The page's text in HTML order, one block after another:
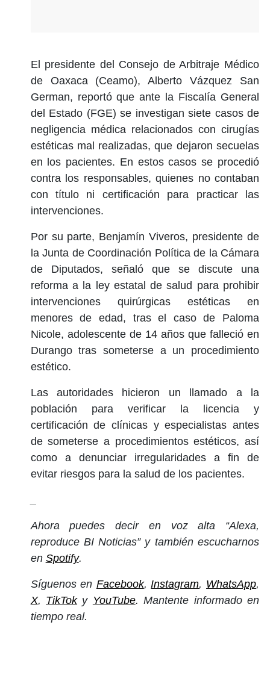
El presidente del Consejo de Arbitraje Médico
de Oaxaca (Ceamo), Alberto Vázquez San
German, reportó que ante la Fiscalía General
del Estado (FGE) se investigan siete casos de
negligencia médica relacionados con cirugías
estéticas mal realizadas, que dejaron secuelas
en los pacientes. En estos casos se procedió
contra los responsables, quienes no contaban
con título ni certificación para practicar las
intervenciones.
Por su parte, Benjamín Viveros, presidente de
la Junta de Coordinación Política de la Cámara
de Diputados, señaló que se discute una
reforma a la ley estatal de salud para prohibir
intervenciones quirúrgicas estéticas en
menores de edad, tras el caso de Paloma
Nicole, adolescente de 14 años que falleció en
Durango tras someterse a un procedimiento
estético.
Las autoridades hicieron un llamado a la
población para verificar la licencia y
certificación de clínicas y especialistas antes
de someterse a procedimientos estéticos, así
como a denunciar irregularidades a fin de
evitar riesgos para la salud de los pacientes.
Ahora puedes decir en voz alta “Alexa,
reproduce BI Noticias” y también escucharnos
en Spotify.
Síguenos en Facebook, Instagram, WhatsApp,
X, TikToky YouTube. Mantente informado en
tiempo real.